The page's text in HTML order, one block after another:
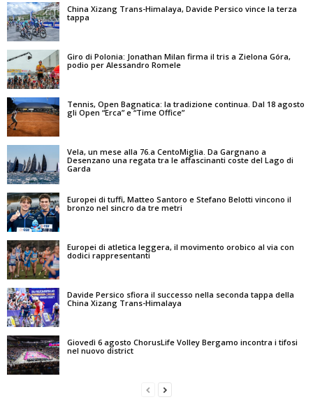
China Xizang Trans-Himalaya, Davide Persico vince la terza
tappa
Giro di Polonia: Jonathan Milan firma il tris a Zielona Góra,
podio per Alessandro Romele
Tennis, Open Bagnatica: la tradizione continua. Dal 18 agosto
gli Open “Erca” e “Time Office”
Vela, un mese alla 76.a CentoMiglia. Da Gargnano a
Desenzano una regata tra le affascinanti coste del Lago di
Garda
Europei di tuffi, Matteo Santoro e Stefano Belotti vincono il
bronzo nel sincro da tre metri
Europei di atletica leggera, il movimento orobico al via con
dodici rappresentanti
Davide Persico sfiora il successo nella seconda tappa della
China Xizang Trans-Himalaya
Giovedì 6 agosto ChorusLife Volley Bergamo incontra i tifosi
nel nuovo district